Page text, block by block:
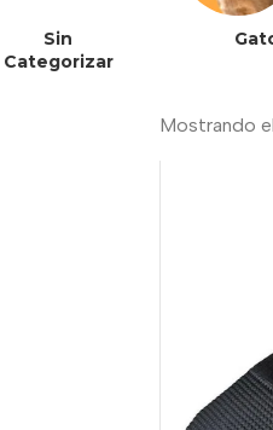
Sin
Categorizar
Mostrando